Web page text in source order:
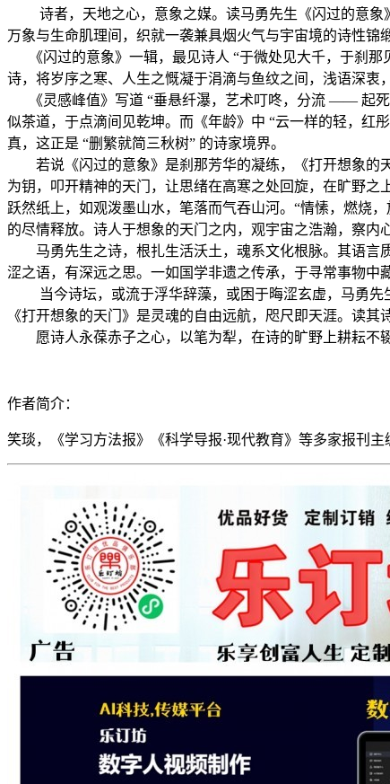
诗者，天地之心，意象之媒。读马勇先生《闪过的意象
万象与生命肌理间，织就一袭兼具烟火气与宇宙境的诗性锦
《闪过的意象》一辑，最见诗人 “于微处见大千，于刹那
诗，将岁序之寒、人生之慨凝于涓滴与鱼纹之间，浅语深衷
《灵感峰值》写道 “垂悬纤瀑，艺术叮咚，分流 —— 起死
似茶道，于点滴间见乾坤。而《年龄》中 “云一样的轻，红
真，这正是 “删繁就简三秋树” 的诗家境界。
若说《闪过的意象》是刹那芳华的凝练，《打开想象的天
为钥，叩开精神的天门，让思绪在高寒之处回旋，在旷野
跃然纸上，如观泼墨山水，笔落而气吞山河。“情愫，燃烧
的尽情释放。诗人于想象的天门之内，观宇宙之浩瀚，察内
马勇先生之诗，根扎生活沃土，魂系文化根脉。其语言
涩之语，有深远之思。一如国学非遗之传承，于寻常事物中
当今诗坛，或流于浮华辞藻，或困于晦涩玄虚，马勇先
《打开想象的天门》是灵魂的自由远航，咫尺即天涯。读
愿诗人永葆赤子之心，以笔为犁，在诗的旷野上耕耘不辍
作者简介：
笑琰，《学习方法报》《科学导报·现代教育》等多家报刊主